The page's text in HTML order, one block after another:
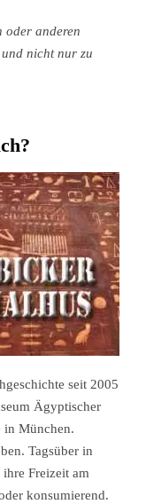
oder anderen
nicht nur zu
seit 2005
Ägyptischer
in München.
Tagsüber in
Freizeit am
konsumierend.